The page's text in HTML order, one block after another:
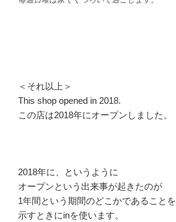
＜それ以上＞
This shop opened in 2018.
この店は2018年にオープンしました。
2018年に、というように
オープンという出来事が起きたのが
1年間という期間のどこかであることを
示すときにinを使います。